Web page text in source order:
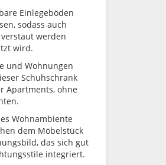
Einlegeböden
sodass auch
werden
wird.
und Wohnungen
Schuhschrank
Apartments, ohne
Wohnambiente
dem Möbelstück
das sich gut
integriert.